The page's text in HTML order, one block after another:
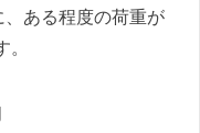
ある程度の荷重が